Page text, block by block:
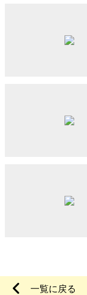
一覧に戻る